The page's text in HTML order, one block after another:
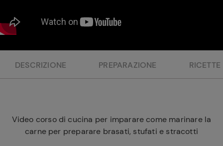
ricetta
il
DESCRIZIONE PREPARAZIONE RICETTE
Video corso di cucina per imparare come marinare la
carne per preparare brasati, stufati e stracotti